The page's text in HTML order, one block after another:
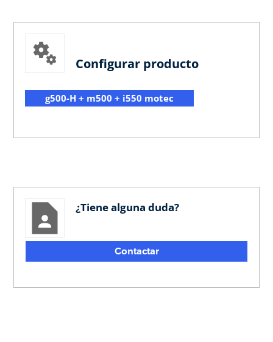
Configurar producto
g500-H + m500 + i550 motec
¿Tiene alguna duda?
Contactar